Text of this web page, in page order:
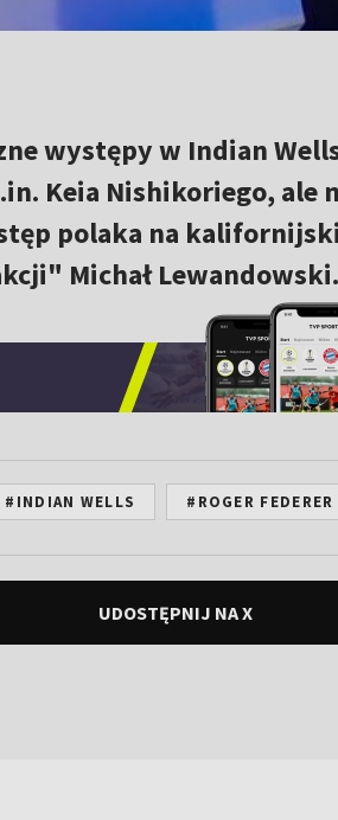
występy w Indian
Keia Nishikoriego, ale
polaka na
Michał Lewandowski.
#INDIAN WELLS #ROGER FEDERER
UDOSTĘPNIJ NA X